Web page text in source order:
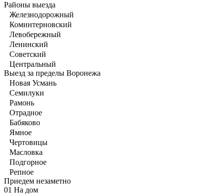
Районы выезда
Железнодорожный
Коминтерновский
Левобережный
Ленинский
Советский
Центральный
Выезд за пределы Воронежа
Новая Усмань
Семилуки
Рамонь
Отрадное
Бабяково
Ямное
Чертовицы
Масловка
Подгорное
Репное
Приедем незаметно
01 На дом